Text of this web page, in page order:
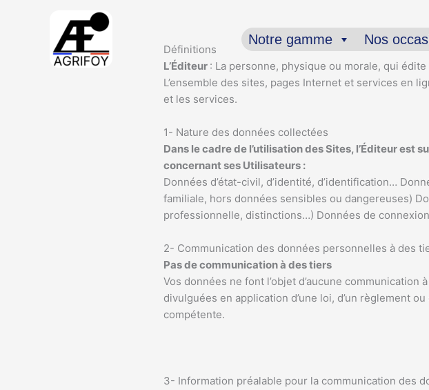
Notre gamme Nos
Définitions
L’Éditeur : La personne, physique ou morale, qui
L’ensemble des sites, pages Internet et services en
et les services.
1- Nature des données collectées
Dans le cadre de l’utilisation des Sites, l’Éditeur
concernant ses Utilisateurs :
Données d’état-civil, d’identité, d’identification…
familiale, hors données sensibles ou dangereuses)
professionnelle, distinctions…) Données de
2- Communication des données personnelles à des
Pas de communication à des tiers
Vos données ne font l’objet d’aucune
divulguées en application d’une loi, d’un règlement
compétente.
3- Information préalable pour la communication des